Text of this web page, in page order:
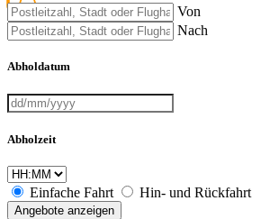
Von
Nach
Abholdatum
Abholzeit
Einfache Fahrt Hin- und Rückfahrt
Angebote anzeigen